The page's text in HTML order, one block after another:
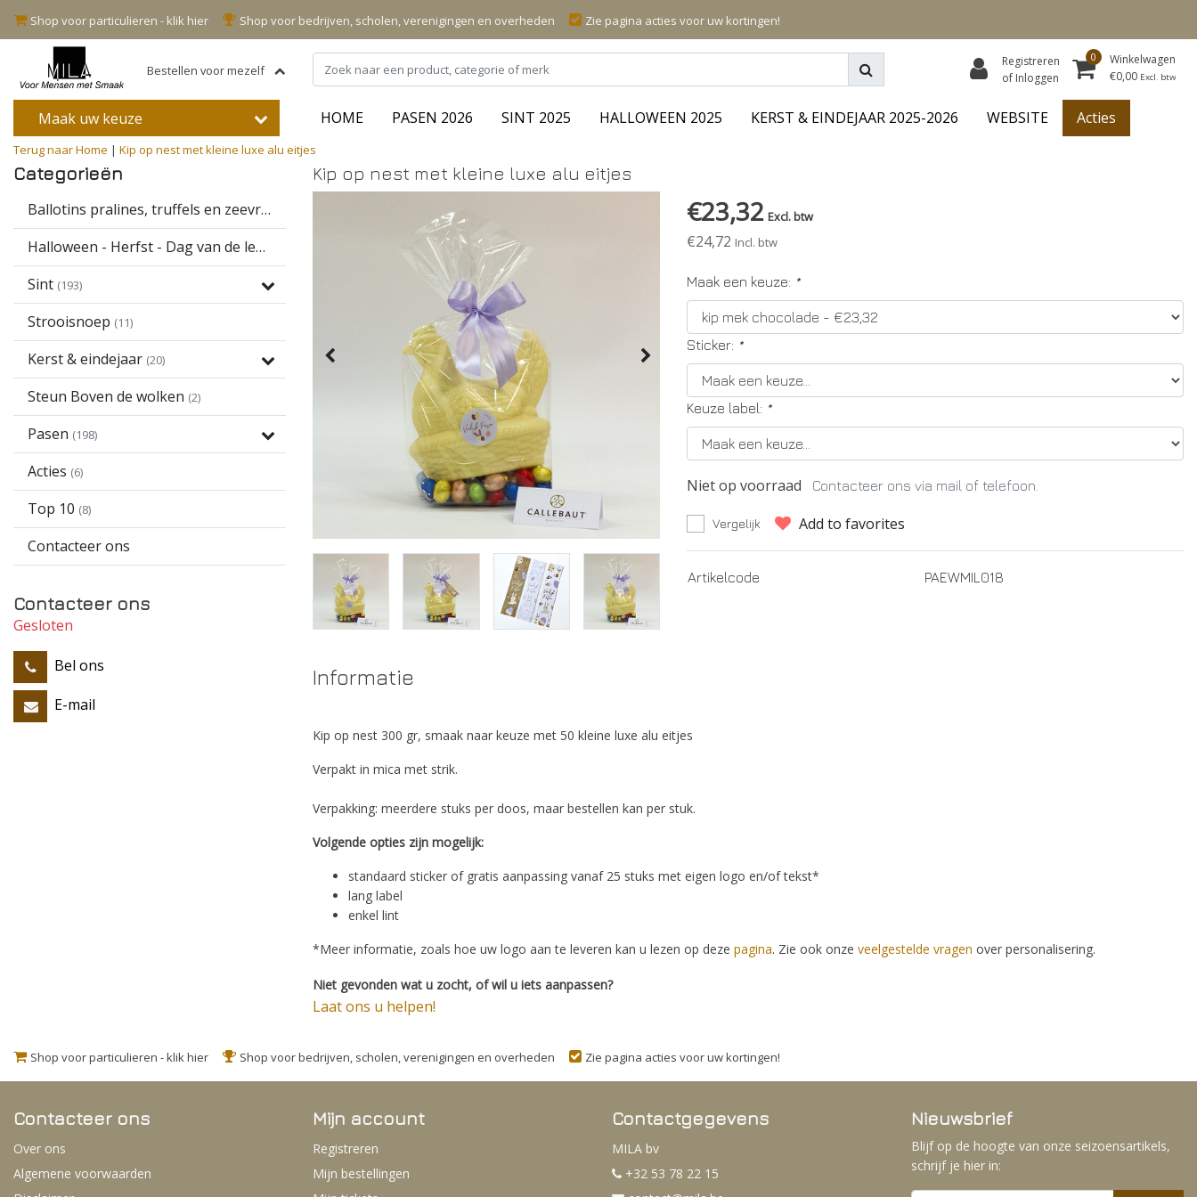
Shop voor particulieren - klik hier Shop voor bedrijven, scholen, verenigingen en overheden Zie pagina acties voor uw kortingen!
Bestellen voor mezelf
Registreren
of Inloggen
0
Winkelwagen
€0,00 Excl. btw
Maak uw keuze HOME PASEN 2026 SINT 2025 HALLOWEEN 2025 KERST & EINDEJAAR 2025-2026 WEBSITE Acties
Terug naar Home | Kip op nest met kleine luxe alu eitjes
Categorieën
Ballotins pralines, truffels en zeevruchten
Halloween - Herfst - Dag van de leerkracht
Sint (193)
Strooisnoep (11)
Kerst & eindejaar (20)
Steun Boven de wolken (2)
Pasen (198)
Acties (6)
Top 10 (8)
Contacteer ons
Contacteer ons
Gesloten
Bel ons
E-mail
Kip op nest met kleine luxe alu eitjes
€23,32 Excl. btw
€24,72 Incl. btw
Maak een keuze: *
Sticker: *
Keuze label: *
Niet op voorraad Contacteer ons via mail of telefoon.
Vergelijk Add to favorites
Artikelcode PAEWMIL018
Informatie
Kip op nest 300 gr, smaak naar keuze met 50 kleine luxe alu eitjes
Verpakt in mica met strik.
Verpakking: meerdere stuks per doos, maar bestellen kan per stuk.
Volgende opties zijn mogelijk:
standaard sticker of gratis aanpassing vanaf 25 stuks met eigen logo en/of tekst*
lang label
enkel lint
*Meer informatie, zoals hoe uw logo aan te leveren kan u lezen op deze pagina. Zie ook onze veelgestelde vragen over personalisering.
Niet gevonden wat u zocht, of wil u iets aanpassen?
Laat ons u helpen!
Shop voor particulieren - klik hier Shop voor bedrijven, scholen, verenigingen en overheden Zie pagina acties voor uw kortingen!
Contacteer ons
Over ons
Algemene voorwaarden
Mijn account
Registreren
Mijn bestellingen
Contactgegevens
MILA bv
+32 53 78 22 15
Nieuwsbrief
Blijf op de hoogte van onze seizoensartikels,
schrijf je hier in: